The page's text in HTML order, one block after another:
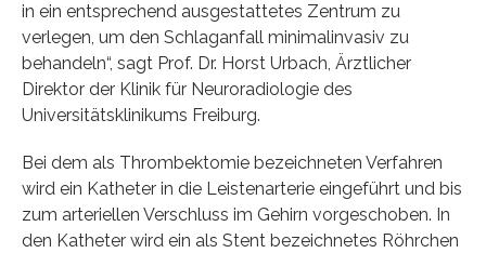
in ein entsprechend ausgestattetes Zentrum zu
verlegen, um den Schlaganfall minimalinvasiv zu
behandeln“, sagt Prof. Dr. Horst Urbach, Ärztlicher
Direktor der Klinik für Neuroradiologie des
Universitätsklinikums Freiburg.
Bei dem als Thrombektomie bezeichneten Verfahren
wird ein Katheter in die Leistenarterie eingeführt und bis
zum arteriellen Verschluss im Gehirn vorgeschoben. In
den Katheter wird ein als Stent bezeichnetes Röhrchen